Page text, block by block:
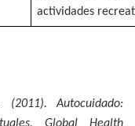
actividades
Autocuidado: